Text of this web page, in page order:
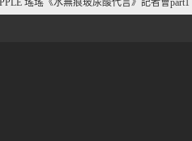
瑤瑤《水無痕玻尿酸代言》記者會